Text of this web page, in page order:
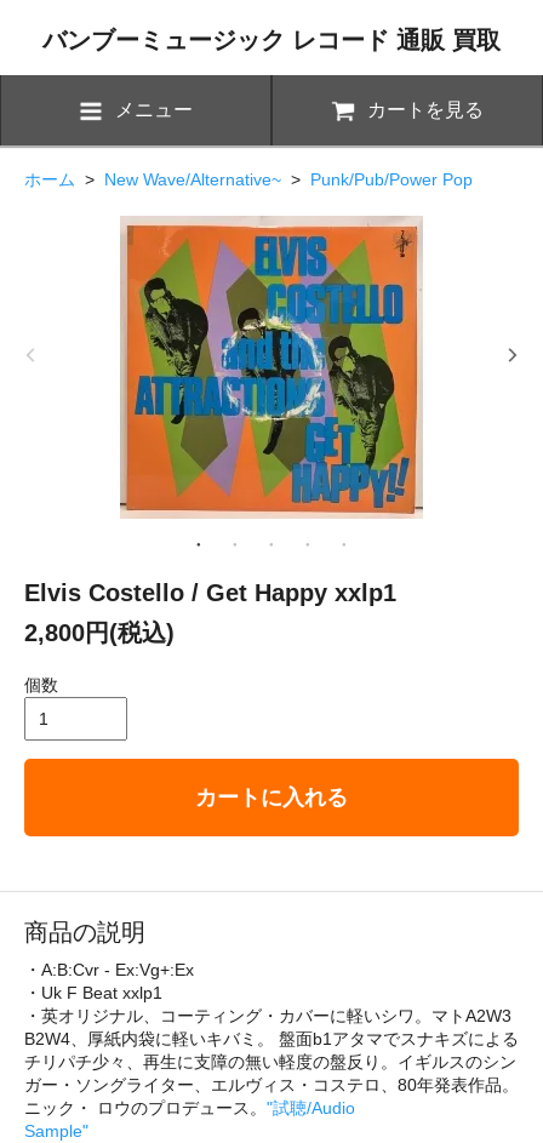
バンブーミュージック レコード 通販 買取
メニュー カートを見る
ホーム > New Wave/Alternative~ > Punk/Pub/Power Pop
Elvis Costello / Get Happy xxlp1
2,800円(税込)
個数
カートに入れる
商品の説明
・A:B:Cvr - Ex:Vg+:Ex
・Uk F Beat xxlp1
・英オリジナル、コーティング・カバーに軽いシワ。マトA2W3
B2W4、厚紙内袋に軽いキバミ。 盤面b1アタマでスナキズによる
チリパチ少々、再生に支障の無い軽度の盤反り。イギルスのシン
ガー・ソングライター、エルヴィス・コステロ、80年発表作品。
ニック・ ロウのプロデュース。 "試聴/Audio
Sample"